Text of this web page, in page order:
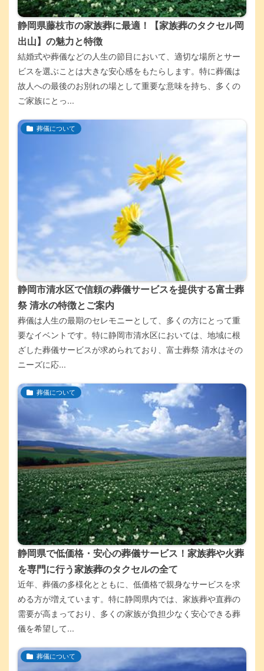
静岡県藤枝市の家族葬に最適！【家族葬のタクセル岡
出山】の魅力と特徴
結婚式や葬儀などの人生の節目において、適切な場所とサー
ビスを選ぶことは大きな安心感をもたらします。特に葬儀は
故人への最後のお別れの場として重要な意味を持ち、多くの
ご家族にとっ...
葬儀について
静岡市清水区で信頼の葬儀サービスを提供する富士葬
祭 清水の特徴とご案内
葬儀は人生の最期のセレモニーとして、多くの方にとって重
要なイベントです。特に静岡市清水区においては、地域に根
ざした葬儀サービスが求められており、富士葬祭 清水はその
ニーズに応...
葬儀について
静岡県で低価格・安心の葬儀サービス！家族葬や火葬
を専門に行う家族葬のタクセルの全て
近年、葬儀の多様化とともに、低価格で親身なサービスを求
める方が増えています。特に静岡県内では、家族葬や直葬の
需要が高まっており、多くの家族が負担少なく安心できる葬
儀を希望して...
葬儀について